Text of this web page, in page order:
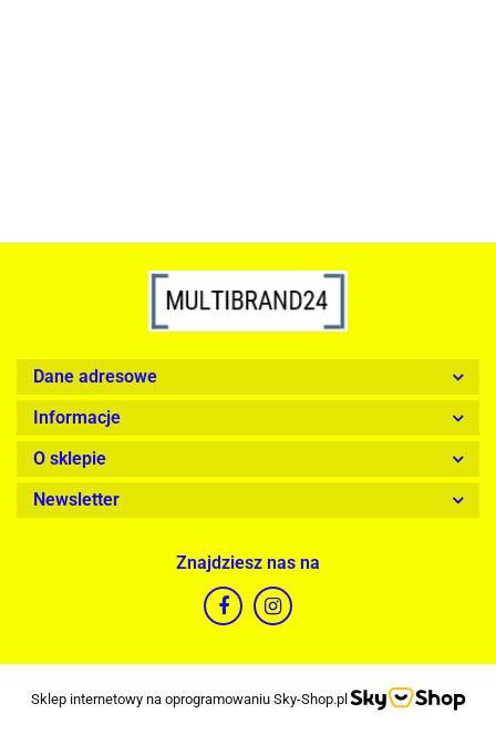
Dane adresowe
Informacje
O sklepie
Newsletter
Znajdziesz nas na
Sklep internetowy na oprogramowaniu Sky-Shop.pl